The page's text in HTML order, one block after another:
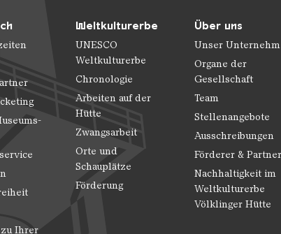
Ihrer
Weltkulturerbe
UNESCO
Weltkulturerbe
Chronologie
Arbeiten auf der
Hütte
Zwangsarbeit
Orte und
Schauplätze
Förderung
Über uns
Unser
Organe der
Gesellschaft
Team
Stellenangebote
Ausschreibungen
Förderer &
Nachhaltigkeit im
Weltkulturerbe
Völklinger Hütte